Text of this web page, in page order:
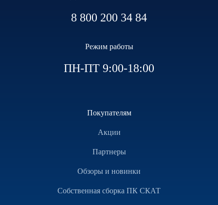
8 800 200 34 84
Режим работы
ПН-ПТ 9:00-18:00
Покупателям
Акции
Партнеры
Обзоры и новинки
Собственная сборка ПК СКАТ